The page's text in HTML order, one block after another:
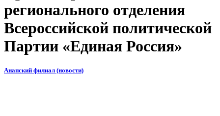
регионального отделения
Всероссийской политической
Партии «Единая Россия»
Анапский филиал (новости)